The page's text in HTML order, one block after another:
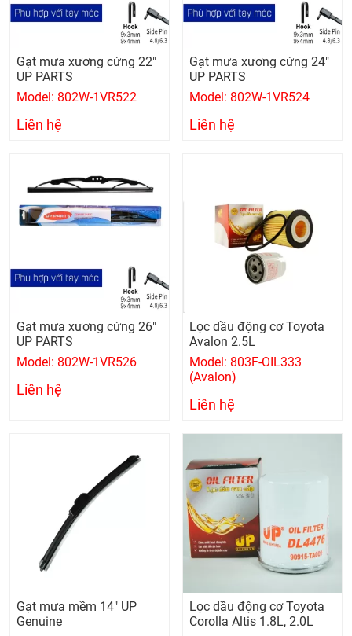
Gạt mưa xương cứng 22"
UP PARTS
Model: 802W-1VR522
Liên hệ
Gạt mưa xương cứng 24"
UP PARTS
Model: 802W-1VR524
Liên hệ
Gạt mưa xương cứng 26"
UP PARTS
Model: 802W-1VR526
Liên hệ
Lọc dầu động cơ Toyota
Avalon 2.5L
Model: 803F-OIL333
(Avalon)
Liên hệ
Gạt mưa mềm 14" UP
Genuine
Lọc dầu động cơ Toyota
Corolla Altis 1.8L, 2.0L